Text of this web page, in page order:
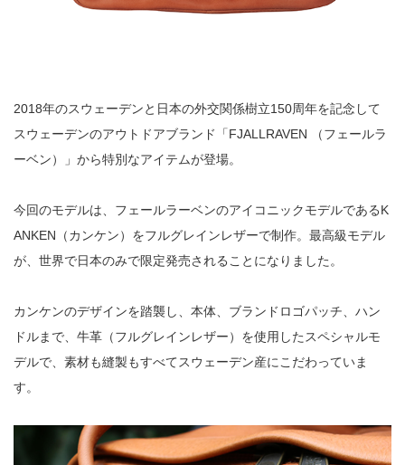
2018年のスウェーデンと日本の外交関係樹立150周年を記念して
スウェーデンのアウトドアブランド「FJALLRAVEN （フェールラ
ーベン）」から特別なアイテムが登場。
今回のモデルは、フェールラーベンのアイコニックモデルであるK
ANKEN（カンケン）をフルグレインレザーで制作。最高級モデル
が、世界で日本のみで限定発売されることになりました。
カンケンのデザインを踏襲し、本体、ブランドロゴパッチ、ハン
ドルまで、牛革（フルグレインレザー）を使用したスペシャルモ
デルで、素材も縫製もすべてスウェーデン産にこだわっていま
す。